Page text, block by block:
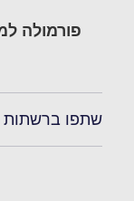
שתפו ברשתות